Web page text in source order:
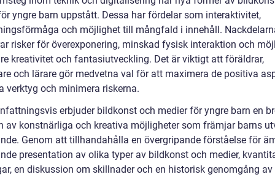
yngre barn uppstått. Dessa har fördelar som interaktivitet,
och möjlighet till mångfald i innehåll.
risker för överexponering, minskad fysisk interaktion och
kreativitet och fantasiutveckling. Det är viktigt att föräldrar,
och lärare gör medvetna val för att maximera de positiva
verktyg och minimera riskerna.
erbjuder bildkonst och medier för yngre barn en
av konstnärliga och kreativa möjligheter som främjar barns
Genom att tillhandahålla en övergripande förståelse för
presentation av olika typer av bildkonst och medier,
en diskussion om skillnader och en historisk genomgång av